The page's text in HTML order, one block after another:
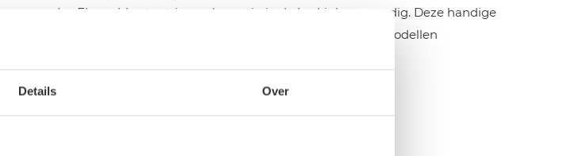
Details Over
Isa Flex rubbertentringen bevestig je de Isa Link eenvoudig. Deze handige
accessoire is geschikt voor zowel de nieuwe als oudere modellen